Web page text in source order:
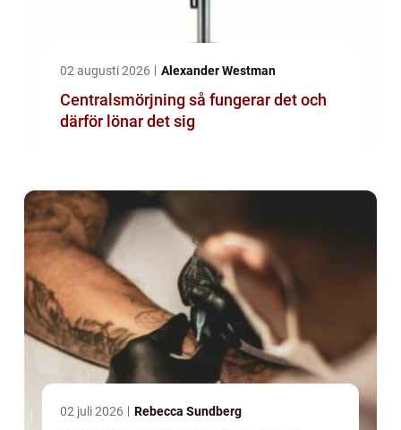
02 augusti 2026 Alexander Westman
Centralsmörjning så fungerar det och
därför lönar det sig
02 juli 2026 Rebecca Sundberg